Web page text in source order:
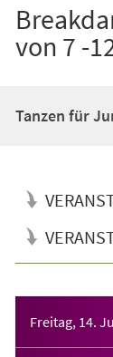
von 7 -
Tanzen für
Freitag, 14.